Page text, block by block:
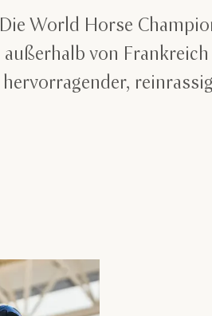
Die World Horse
außerhalb von
hervorragender,